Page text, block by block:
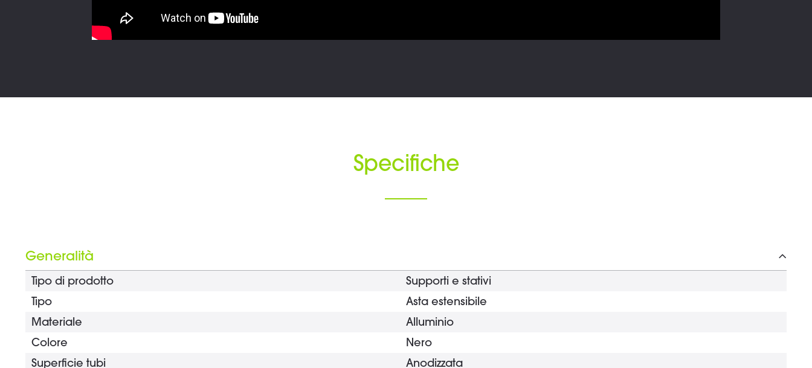
Specifiche
Generalità
Tipo di prodotto
Supporti e stativi
Tipo
Asta estensibile
Materiale
Alluminio
Colore
Nero
Superficie tubi
Anodizzata